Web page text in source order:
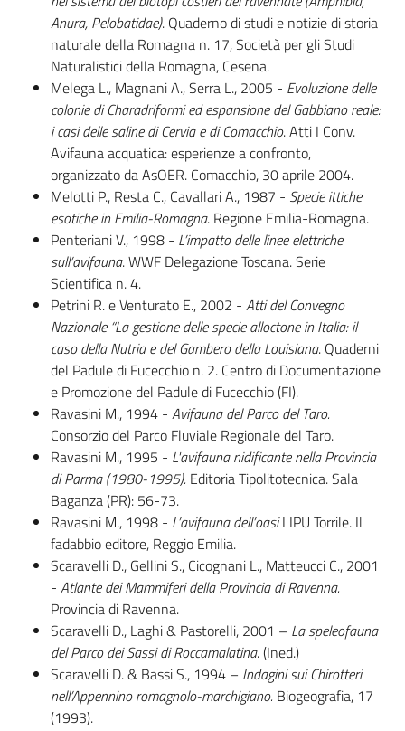
Anura, Pelobatidae). Quaderno di studi e notizie di storia
naturale della Romagna n. 17, Società per gli Studi
Naturalistici della Romagna, Cesena.
Melega L., Magnani A., Serra L., 2005 - Evoluzione delle
colonie di Charadriformi ed espansione del Gabbiano reale:
i casi delle saline di Cervia e di Comacchio. Atti I Conv.
Avifauna acquatica: esperienze a confronto,
organizzato da AsOER. Comacchio, 30 aprile 2004.
Melotti P., Resta C., Cavallari A., 1987 - Specie ittiche
esotiche in Emilia-Romagna. Regione Emilia-Romagna.
Penteriani V., 1998 - L’impatto delle linee elettriche
sull’avifauna. WWF Delegazione Toscana. Serie
Scientifica n. 4.
Petrini R. e Venturato E., 2002 - Atti del Convegno
Nazionale “La gestione delle specie alloctone in Italia: il
caso della Nutria e del Gambero della Louisiana. Quaderni
del Padule di Fucecchio n. 2. Centro di Documentazione
e Promozione del Padule di Fucecchio (FI).
Ravasini M., 1994 - Avifauna del Parco del Taro.
Consorzio del Parco Fluviale Regionale del Taro.
Ravasini M., 1995 - L'avifauna nidificante nella Provincia
di Parma (1980-1995). Editoria Tipolitotecnica. Sala
Baganza (PR): 56-73.
Ravasini M., 1998 - L’avifauna dell’oasiLIPU Torrile. Il
fadabbio editore, Reggio Emilia.
Scaravelli D., Gellini S., Cicognani L., Matteucci C., 2001
- Atlante dei Mammiferi della Provincia di Ravenna.
Provincia di Ravenna.
Scaravelli D., Laghi & Pastorelli, 2001 – La speleofauna
del Parco dei Sassi di Roccamalatina. (Ined.)
Scaravelli D. & Bassi S., 1994 – Indagini sui Chirotteri
nell’Appennino romagnolo-marchigiano. Biogeografia, 17
(1993).